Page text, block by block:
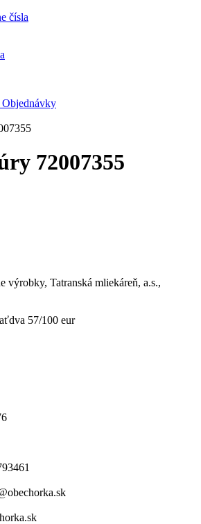
čísla
72007355
výrobky, Tatranská mliekáreň, a.s.,
57/100 eur